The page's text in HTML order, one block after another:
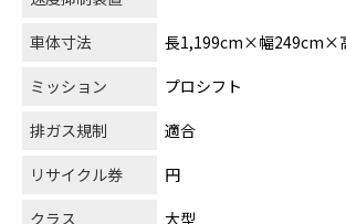
車体寸法
長1,199cm×幅249cm×
ミッション
プロシフト
排ガス規制
適合
リサイクル券
円
クラス
大型